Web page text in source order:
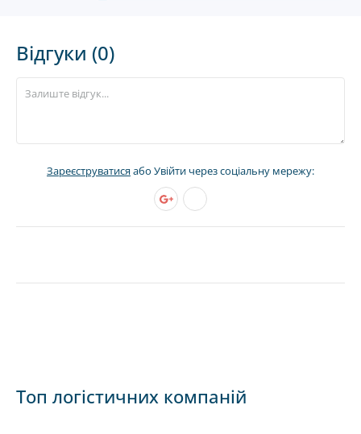
Відгуки (0)
Зареєструватисяабо Увійти через соціальну мережу:
Топ логістичних компаній